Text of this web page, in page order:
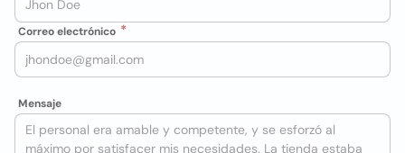
Correo electrónico
Mensaje